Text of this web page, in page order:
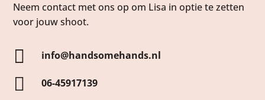
Neem contact met ons op om Lisa in optie te zetten
voor jouw shoot.
 info@handsomehands.nl
 06-45917139